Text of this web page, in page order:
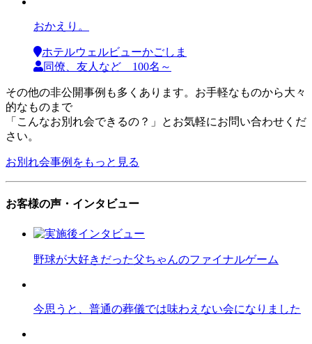
おかえり。
ホテルウェルビューかごしま
同僚、友人など 100名～
その他の非公開事例も多くあります。お手軽なものから大々
的なものまで
「こんなお別れ会できるの？」とお気軽にお問い合わせくだ
さい。
お別れ会事例をもっと見る
お客様の声・インタビュー
野球が大好きだった父ちゃんのファイナルゲーム
今思うと、普通の葬儀では味わえない会になりました